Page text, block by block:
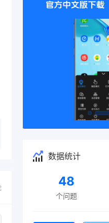
数据统计
48
个问题